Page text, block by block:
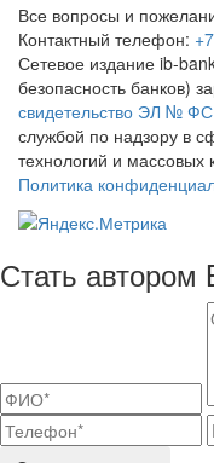
Все вопросы и
Контактный телефон:
Сетевое издание ib-
безопасность банков)
свидетельство ЭЛ №
службой по надзору в
технологий и
Политика
Стать автором